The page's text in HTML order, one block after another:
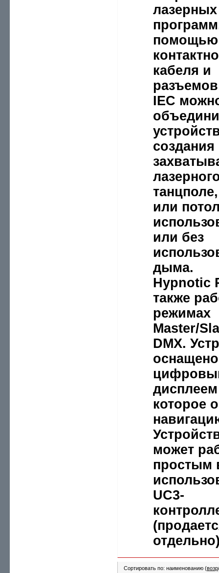
лазерных
помощью
кабеля и
IEC
создания
или
или без
дыма.
Hypnotic
также
режимах
Master/
DMX.
оснащено
которое
может
простым
UC3-
Сортировать по: наименованию (возр/